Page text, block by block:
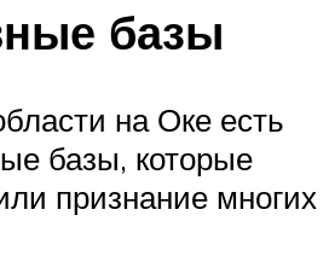
базы
на Оке есть
базы, которые
признание многих